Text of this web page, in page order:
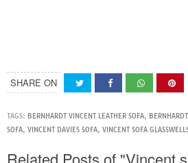
SHARE ON
TAGS: BERNHARDT VINCENT LEATHER SOFA,
SOFA, VINCENT DAVIES SOFA, VINCENT SOFA
Related Posts of "Vincent